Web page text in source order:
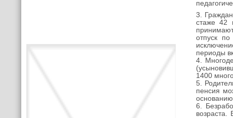
3.
стаже 42
отпуск
периоды
4.
1400
5.
пенсия
основанию.
6.
возраста.